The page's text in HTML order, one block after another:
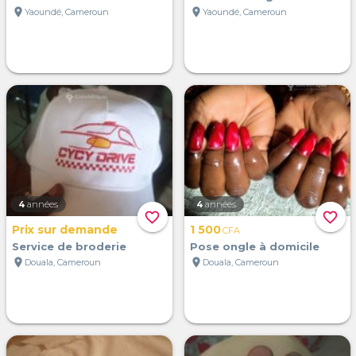
location_on Yaoundé, Cameroun
location_on Yaoundé, Cameroun
favorite_border
4 années
Prix sur demande
Service de broderie
location_on Douala, Cameroun
favorite_border
4 années
1 500CFA
Pose ongle à domicile
location_on Douala, Cameroun